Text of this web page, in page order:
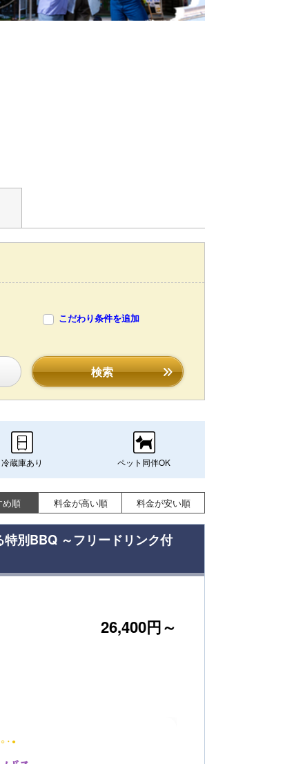
こだわり条件を追加
検索
冷蔵庫あり ペット同伴OK
め順 料金が高い順 料金が安い順
別BBQ ～フリードリンク付
26,400円～
・●